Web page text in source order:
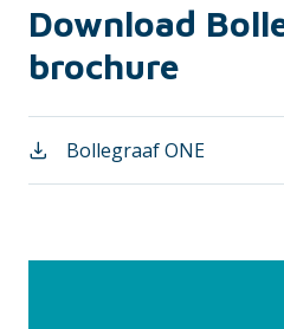
Download
brochure
Bollegraaf ONE